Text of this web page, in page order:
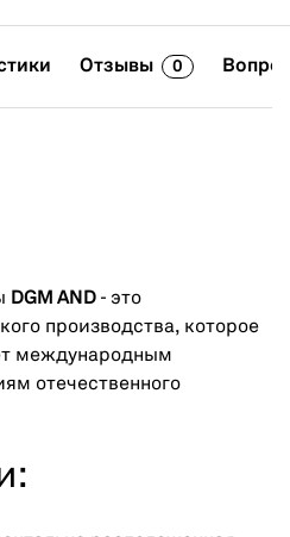
Отзывы 0
DGM AND - это
производства, которое
международным
отечественного